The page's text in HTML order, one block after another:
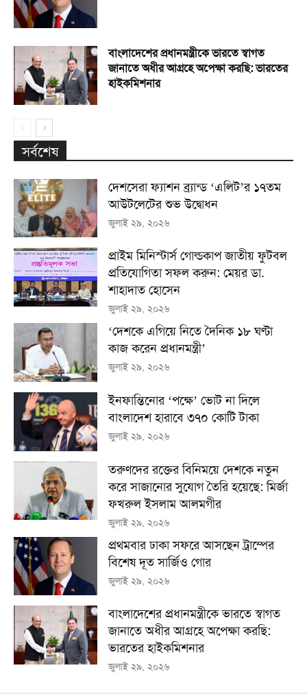
বাংলাদেশের প্রধানমন্ত্রীকে ভারতে স্বাগত
জানাতে অধীর আগ্রহে অপেক্ষা কর‌ছি: ভারতের
হাইকমিশনার
সর্বশেষ
দেশসেরা ফ্যাশন ব্র্যান্ড ‘এলিট’র ১৭তম
আউটলেটের শুভ উদ্বোধন
জুলাই ২৯, ২০২৬
প্রাইম মিনিস্টার্স গোল্ডকাপ জাতীয় ফুটবল
প্রতিযোগিতা সফল করুন: মেয়র ডা.
শাহাদাত হোসেন
জুলাই ২৯, ২০২৬
‘দেশকে এগিয়ে নিতে দৈনিক ১৮ ঘণ্টা
কাজ করেন প্রধানমন্ত্রী’
জুলাই ২৯, ২০২৬
ইনফান্তিনোর ‘পক্ষে’ ভোট না দিলে
বাংলাদেশ হারাবে ৩৭০ কোটি টাকা
জুলাই ২৯, ২০২৬
তরুণদের রক্তের বিনিময়ে দেশকে নতুন
করে সাজানোর সুযোগ তৈরি হয়েছে: মির্জা
ফখরুল ইসলাম আলমগীর
জুলাই ২৯, ২০২৬
প্রথমবার ঢাকা সফরে আসছেন ট্রাম্পের
বিশেষ দূত সার্জিও গোর
জুলাই ২৯, ২০২৬
বাংলাদেশের প্রধানমন্ত্রীকে ভারতে স্বাগত
জানাতে অধীর আগ্রহে অপেক্ষা কর‌ছি:
ভারতের হাইকমিশনার
জুলাই ২৯, ২০২৬